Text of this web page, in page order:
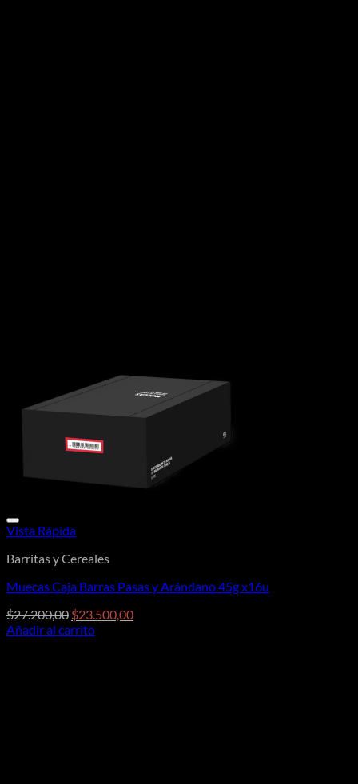
Vista Rápida
Barritas y Cereales
Muecas Caja Barras Pasas y Arándano 45g x16u
$27.200,00 El
precio
$23.500,00El
Añadir al carrito